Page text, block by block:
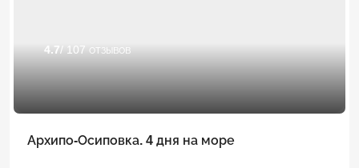
4.7/ 107 отзывов
Архипо-Осиповка. 4 дня на море